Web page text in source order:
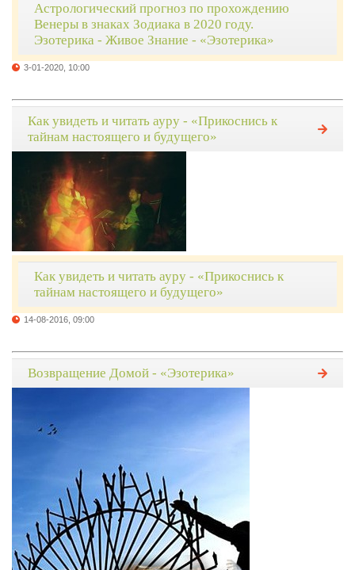
Астрологический прогноз по прохождению
Венеры в знаках Зодиака в 2020 году.
Эзотерика - Живое Знание - «Эзотерика»
3-01-2020, 10:00
Как увидеть и читать ауру - «Прикоснись к
тайнам настоящего и будущего»
Как увидеть и читать ауру - «Прикоснись к
тайнам настоящего и будущего»
14-08-2016, 09:00
Возвращение Домой - «Эзотерика»